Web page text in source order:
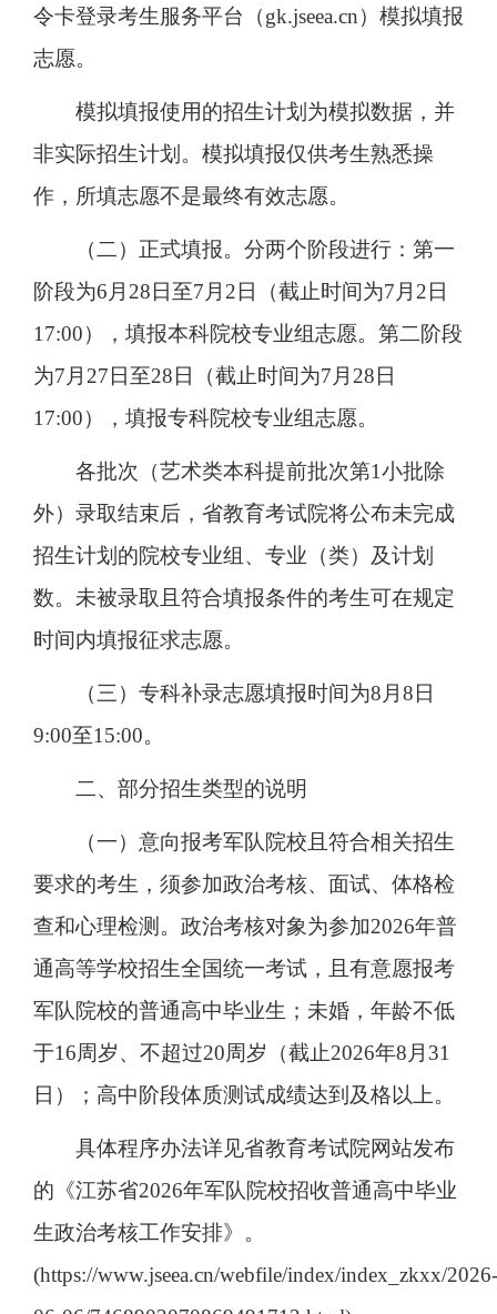
令卡登录考生服务平台（gk.jseea.cn）模拟填报
志愿。
模拟填报使用的招生计划为模拟数据，并
非实际招生计划。模拟填报仅供考生熟悉操
作，所填志愿不是最终有效志愿。
（二）正式填报。分两个阶段进行：第一
阶段为6月28日至7月2日（截止时间为7月2日
17:00），填报本科院校专业组志愿。第二阶段
为7月27日至28日（截止时间为7月28日
17:00），填报专科院校专业组志愿。
各批次（艺术类本科提前批次第1小批除
外）录取结束后，省教育考试院将公布未完成
招生计划的院校专业组、专业（类）及计划
数。未被录取且符合填报条件的考生可在规定
时间内填报征求志愿。
（三）专科补录志愿填报时间为8月8日
9:00至15:00。
二、部分招生类型的说明
（一）意向报考军队院校且符合相关招生
要求的考生，须参加政治考核、面试、体格检
查和心理检测。政治考核对象为参加2026年普
通高等学校招生全国统一考试，且有意愿报考
军队院校的普通高中毕业生；未婚，年龄不低
于16周岁、不超过20周岁（截止2026年8月31
日）；高中阶段体质测试成绩达到及格以上。
具体程序办法详见省教育考试院网站发布
的《江苏省2026年军队院校招收普通高中毕业
生政治考核工作安排》。
(https://www.jseea.cn/webfile/index/index_zkxx/2026-